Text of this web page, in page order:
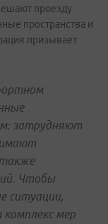
проезду
пространства и
призывает
затрудняют
Чтобы
ситуации,
мер